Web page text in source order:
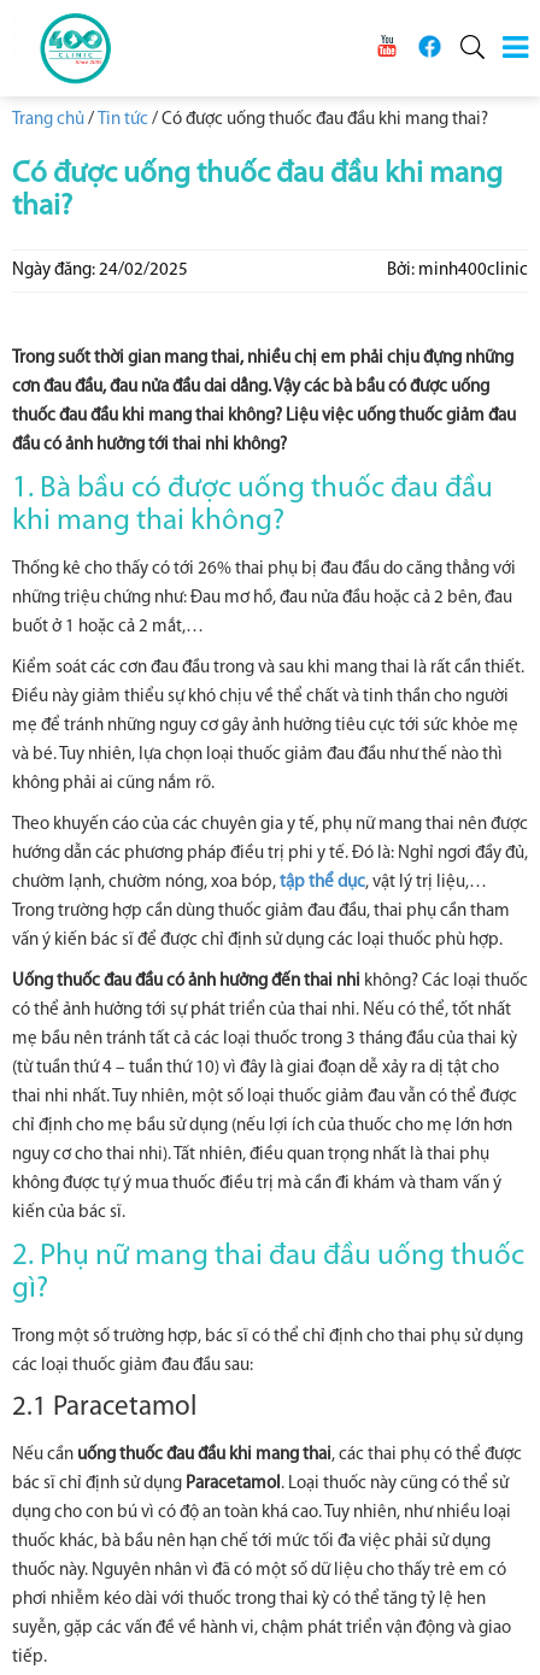
Trang chủ / Tin tức / Có được uống thuốc đau đầu khi mang thai?
Có được uống thuốc đau đầu khi mang
thai?
Ngày đăng: 24/02/2025 Bởi: minh400clinic
Trong suốt thời gian mang thai, nhiều chị em phải chịu đựng những
cơn đau đầu, đau nửa đầu dai dẳng. Vậy các bà bầu có được uống
thuốc đau đầu khi mang thai không? Liệu việc uống thuốc giảm đau
đầu có ảnh hưởng tới thai nhi không?
1. Bà bầu có được uống thuốc đau đầu
khi mang thai không?
Thống kê cho thấy có tới 26% thai phụ bị đau đầu do căng thẳng với
những triệu chứng như: Đau mơ hồ, đau nửa đầu hoặc cả 2 bên, đau
buốt ở 1 hoặc cả 2 mắt,…
Kiểm soát các cơn đau đầu trong và sau khi mang thai là rất cần thiết.
Điều này giảm thiểu sự khó chịu về thể chất và tinh thần cho người
mẹ để tránh những nguy cơ gây ảnh hưởng tiêu cực tới sức khỏe mẹ
và bé. Tuy nhiên, lựa chọn loại thuốc giảm đau đầu như thế nào thì
không phải ai cũng nắm rõ.
Theo khuyến cáo của các chuyên gia y tế, phụ nữ mang thai nên được
hướng dẫn các phương pháp điều trị phi y tế. Đó là: Nghỉ ngơi đầy đủ,
chườm lạnh, chườm nóng, xoa bóp, tập thể dục, vật lý trị liệu,…
Trong trường hợp cần dùng thuốc giảm đau đầu, thai phụ cần tham
vấn ý kiến bác sĩ để được chỉ định sử dụng các loại thuốc phù hợp.
Uống thuốc đau đầu có ảnh hưởng đến thai nhi không? Các loại thuốc
có thể ảnh hưởng tới sự phát triển của thai nhi. Nếu có thể, tốt nhất
mẹ bầu nên tránh tất cả các loại thuốc trong 3 tháng đầu của thai kỳ
(từ tuần thứ 4 – tuần thứ 10) vì đây là giai đoạn dễ xảy ra dị tật cho
thai nhi nhất. Tuy nhiên, một số loại thuốc giảm đau vẫn có thể được
chỉ định cho mẹ bầu sử dụng (nếu lợi ích của thuốc cho mẹ lớn hơn
nguy cơ cho thai nhi). Tất nhiên, điều quan trọng nhất là thai phụ
không được tự ý mua thuốc điều trị mà cần đi khám và tham vấn ý
kiến của bác sĩ.
2. Phụ nữ mang thai đau đầu uống thuốc
gì?
Trong một số trường hợp, bác sĩ có thể chỉ định cho thai phụ sử dụng
các loại thuốc giảm đau đầu sau:
2.1 Paracetamol
Nếu cần uống thuốc đau đầu khi mang thai, các thai phụ có thể được
bác sĩ chỉ định sử dụng Paracetamol. Loại thuốc này cũng có thể sử
dụng cho con bú vì có độ an toàn khá cao. Tuy nhiên, như nhiều loại
thuốc khác, bà bầu nên hạn chế tới mức tối đa việc phải sử dụng
thuốc này. Nguyên nhân vì đã có một số dữ liệu cho thấy trẻ em có
phơi nhiễm kéo dài với thuốc trong thai kỳ có thể tăng tỷ lệ hen
suyễn, gặp các vấn đề về hành vi, chậm phát triển vận động và giao
tiếp.